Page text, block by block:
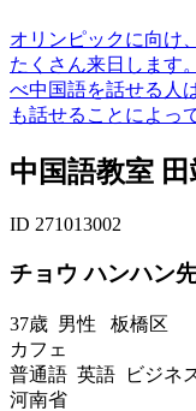
オリンピックに向け
たくさん来日します
べ中国語を話せる人
も話せることによっ
中国語教室
ID 271013002
チョウ ハンハン
37歳 男性 板橋区
カフェ
普通語 英語 ビジネ
河南省